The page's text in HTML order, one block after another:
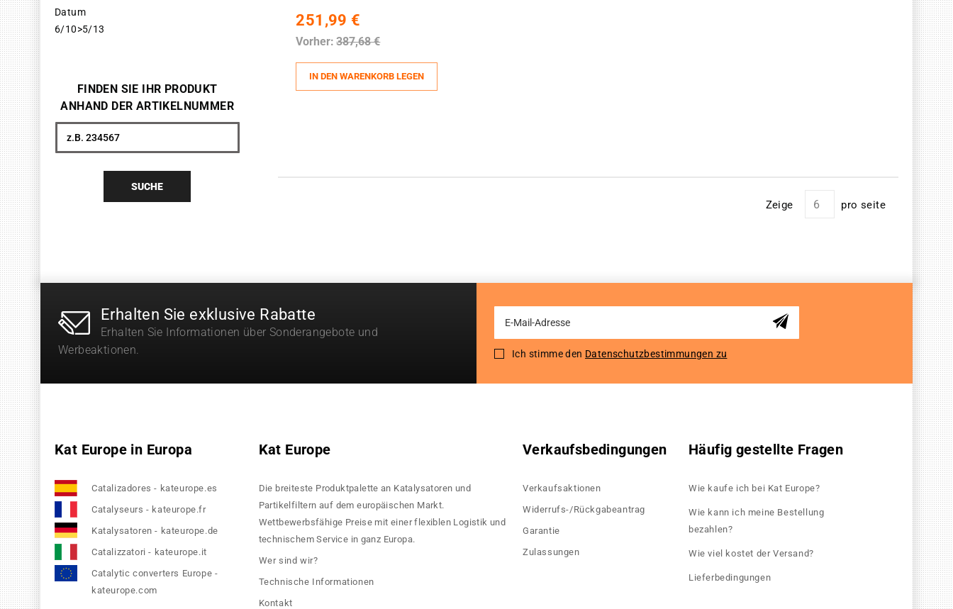
251,99 €
Vorher: 387,68 €
IN DEN WARENKORB LEGEN
Zeige pro seite
Datum
6/10>5/13
FINDEN SIE IHR PRODUKT
ANHAND DER ARTIKELNUMMER
Suche
SUCHE
Erhalten Sie exklusive Rabatte
Erhalten Sie Informationen über Sonderangebote und
Werbeaktionen.
for
Newsletter:
Ich stimme den Datenschutzbestimmungen zu
Kat Europe in Europa
Catalizadores - kateurope.es
Catalyseurs - kateurope.fr
Katalysatoren - kateurope.de
Catalizzatori - kateurope.it
Catalytic converters Europe -
kateurope.com
Kat Europe
Die breiteste Produktpalette an Katalysatoren und
Partikelfiltern auf dem europäischen Markt.
Wettbewerbsfähige Preise mit einer flexiblen Logistik und
technischem Service in ganz Europa.
Wer sind wir?
Technische Informationen
Kontakt
Verkaufsbedingungen
Verkaufsaktionen
Widerrufs-/Rückgabeantrag
Garantie
Zulassungen
Häufig gestellte Fragen
Wie kaufe ich bei Kat Europe?
Wie kann ich meine Bestellung
bezahlen?
Wie viel kostet der Versand?
Lieferbedingungen